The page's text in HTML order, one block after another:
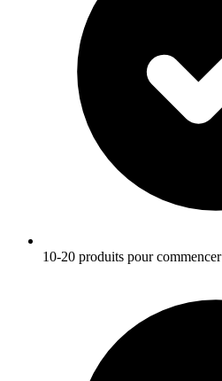
10-20 produits pour commencer